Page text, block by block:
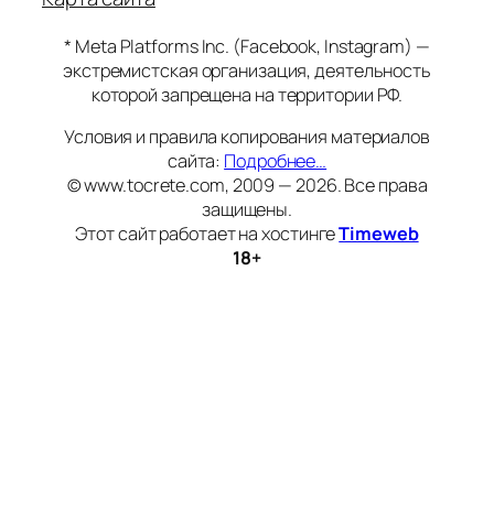
* Meta Platforms Inc. (Facebook, Instagram) —
экстремистская организация, деятельность
которой запрещена на территории РФ.
Условия и правила копирования материалов
сайта: Подробнее…
© www.tocrete.com, 2009 — 2026. Все права
защищены.
Этот сайт работает на хостингеTimeweb
18+